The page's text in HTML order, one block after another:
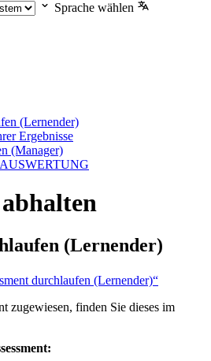
Sprache wählen
(Lernender)
Ergebnisse
(Manager)
abhalten
(Lernender)
durchlaufen (Lernender)“
zugewiesen, finden Sie dieses im